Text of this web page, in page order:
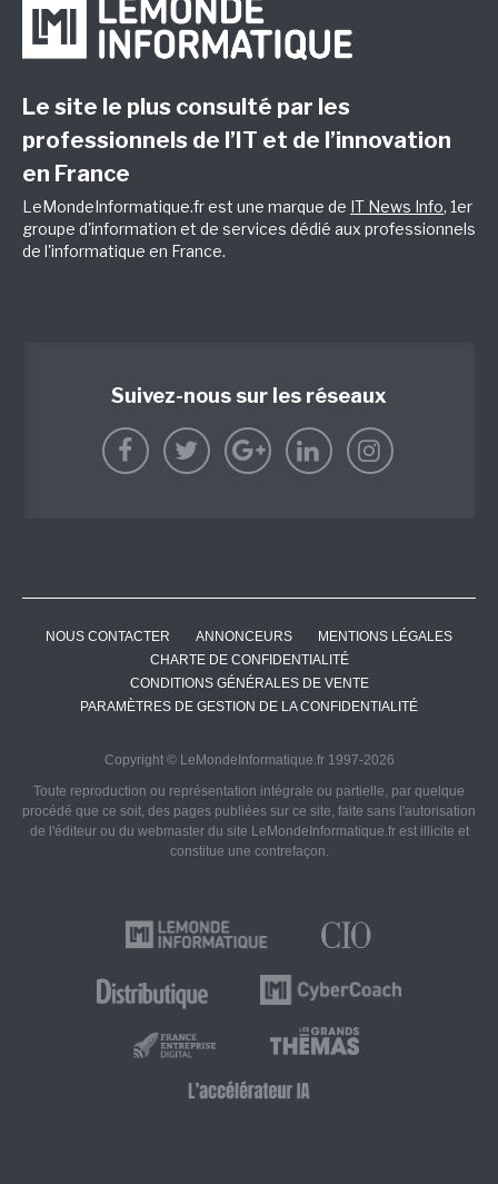
Le site le plus consulté par les
professionnels de l’IT et de l’innovation
en France
LeMondeInformatique.fr est une marque de IT News Info, 1er
groupe d'information et de services dédié aux professionnels
de l'informatique en France.
Suivez-nous sur les réseaux
NOUS CONTACTER ANNONCEURS
MENTIONS LÉGALES
CHARTE DE CONFIDENTIALITÉ
CONDITIONS GÉNÉRALES DE VENTE
PARAMÈTRES DE GESTION DE LA CONFIDENTIALITÉ
Copyright © LeMondeInformatique.fr 1997-2026
Toute reproduction ou représentation intégrale ou partielle, par quelque
procédé que ce soit, des pages publiées sur ce site, faite sans l'autorisation
de l'éditeur ou du webmaster du site LeMondeInformatique.fr est illicite et
constitue une contrefaçon.